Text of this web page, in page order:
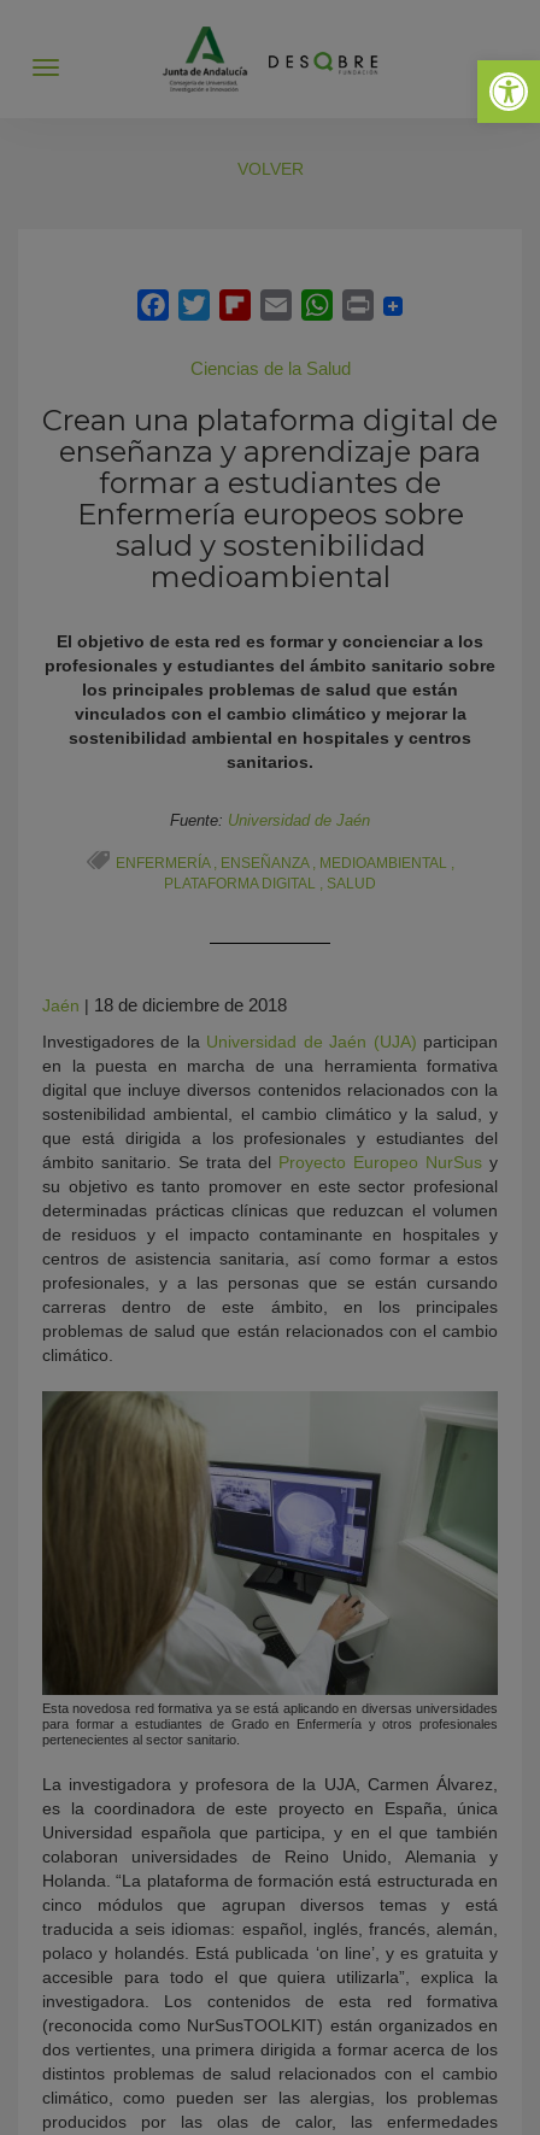
Abrir
Abrir
VOLVER
Ciencias de la Salud
Crean una plataforma digital de
enseñanza y aprendizaje para
formar a estudiantes de
Enfermería europeos sobre
salud y sostenibilidad
medioambiental
El objetivo de esta red es formar y concienciar a los
profesionales y estudiantes del ámbito sanitario sobre
los principales problemas de salud que están
vinculados con el cambio climático y mejorar la
sostenibilidad ambiental en hospitales y centros
sanitarios.
Fuente: Universidad de Jaén
ENFERMERÍA, ENSEÑANZA, MEDIOAMBIENTAL,
PLATAFORMA DIGITAL , SALUD
Jaén | 18 de diciembre de 2018
Investigadores de la Universidad de Jaén (UJA) participan
en la puesta en marcha de una herramienta formativa
digital que incluye diversos contenidos relacionados con la
sostenibilidad ambiental, el cambio climático y la salud, y
que está dirigida a los profesionales y estudiantes del
ámbito sanitario. Se trata del Proyecto Europeo NurSus y
su objetivo es tanto promover en este sector profesional
determinadas prácticas clínicas que reduzcan el volumen
de residuos y el impacto contaminante en hospitales y
centros de asistencia sanitaria, así como formar a estos
profesionales, y a las personas que se están cursando
carreras dentro de este ámbito, en los principales
problemas de salud que están relacionados con el cambio
climático.
Esta novedosa red formativa ya se está aplicando en diversas universidades
para formar a estudiantes de Grado en Enfermería y otros profesionales
pertenecientes al sector sanitario.
La investigadora y profesora de la UJA, Carmen Álvarez,
es la coordinadora de este proyecto en España, única
Universidad española que participa, y en el que también
colaboran universidades de Reino Unido, Alemania y
Holanda. “La plataforma de formación está estructurada en
cinco módulos que agrupan diversos temas y está
traducida a seis idiomas: español, inglés, francés, alemán,
polaco y holandés. Está publicada ‘on line’, y es gratuita y
accesible para todo el que quiera utilizarla”, explica la
investigadora. Los contenidos de esta red formativa
(reconocida como NurSusTOOLKIT) están organizados en
dos vertientes, una primera dirigida a formar acerca de los
distintos problemas de salud relacionados con el cambio
climático, como pueden ser las alergias, los problemas
producidos por las olas de calor, las enfermedades